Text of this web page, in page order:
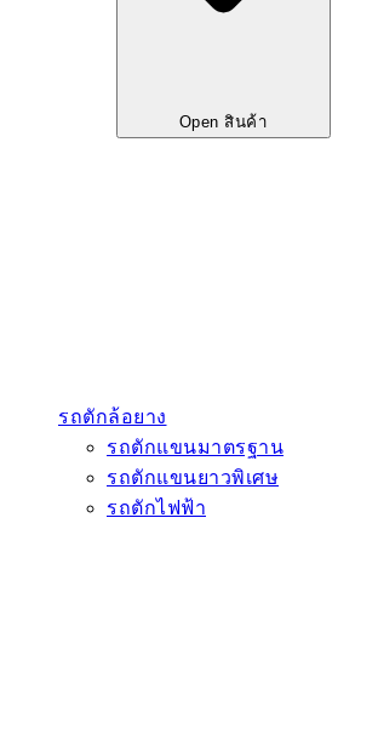
Open สินค้า
รถตักล้อยาง
รถตักแขนมาตรฐาน
รถตักแขนยาวพิเศษ
รถตักไฟฟ้า